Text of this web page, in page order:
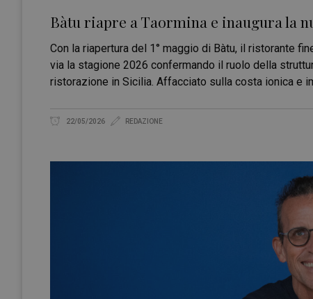
Bàtu riapre a Taormina e inaugura la
Con la riapertura del 1° maggio di Bàtu, il ristorante
via la stagione 2026 confermando il ruolo della
ristorazione in Sicilia. Affacciato sulla costa ionica e
22/05/2026 REDAZIONE